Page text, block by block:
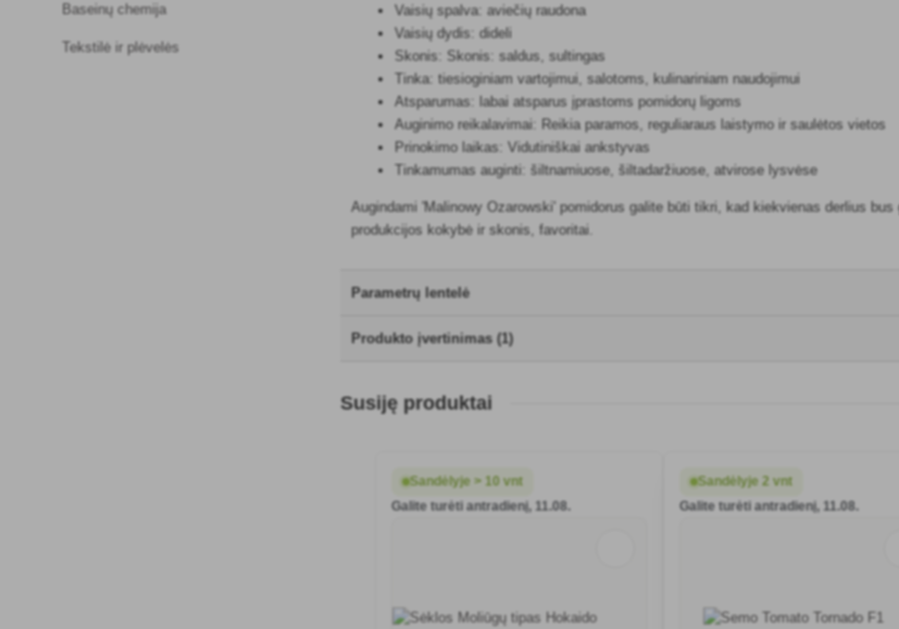
Baseinų chemija
Tekstilė ir plėvelės
Vaisių spalva: aviečių raudona
Vaisių dydis: dideli
Skonis: Skonis: saldus, sultingas
Tinka: tiesioginiam vartojimui, salotoms, kulinariniam naudojimui
Atsparumas: labai atsparus įprastoms pomidorų ligoms
Auginimo reikalavimai: Reikia paramos, reguliaraus laistymo ir saulėtos vietos
Prinokimo laikas: Vidutiniškai ankstyvas
Tinkamumas auginti: šiltnamiuose, šiltadaržiuose, atvirose lysvėse
Augindami 'Malinowy Ozarowski' pomidorus galite būti tikri, kad kiekvienas derlius
produkcijos kokybė ir skonis, favoritai.
Parametrų lentelė
Produkto įvertinimas (1)
Susiję produktai
Sandėlyje > 10 vnt
Galite turėti antradienį, 11.08.
Sandėlyje 2 vnt
Galite turėti antradienį, 11.08.